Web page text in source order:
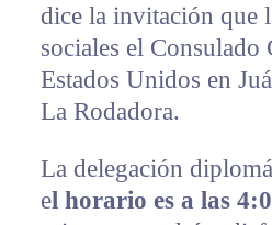
dice la invitación que
sociales el Consulado
Estados Unidos en
La Rodadora.
La delegación
el horario es a las